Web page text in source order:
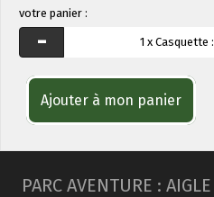
votre panier :
- 1 x Casquette :
Ajouter à mon panier
PARC AVENTURE : AIGLE